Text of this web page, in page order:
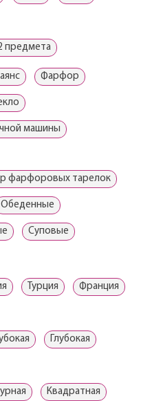
предмета
Фарфор
машины
фарфоровых тарелок
Обеденные
Суповые
Турция Франция
Глубокая
Квадратная